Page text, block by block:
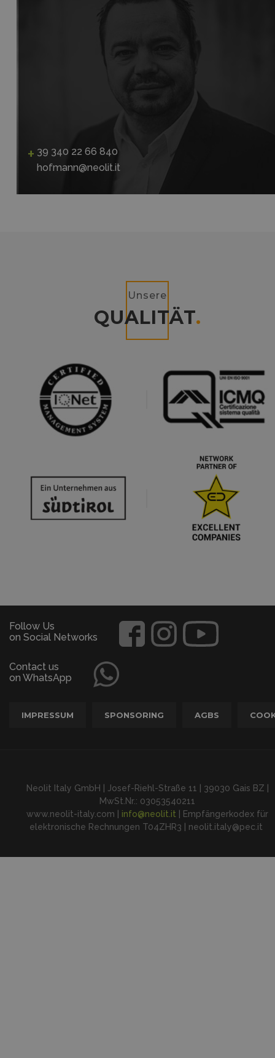
39 340 22 66 840
hofmann@neolit.it
Unsere
QUALITÄT.
Follow Us
on Social Networks
Contact us
on WhatsApp
IMPRESSUM SPONSORING AGBS
Neolit Italy GmbH | Josef-Riehl-Straße 11 | 39030 Gais BZ |
MwSt.Nr.: 03053540211
www.neolit-italy.com | info@neolit.it | Empfängerkodex für
elektronische Rechnungen T04ZHR3 | neolit.italy@pec.it